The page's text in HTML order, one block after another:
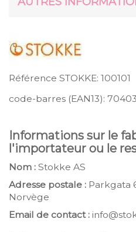
Référence STOKKE: 100101
code-barres (EAN13):
Informations sur le
l'importateur ou le
Nom : Stokke AS
Adresse postale : Parkgata
Norvège
Email de contact :